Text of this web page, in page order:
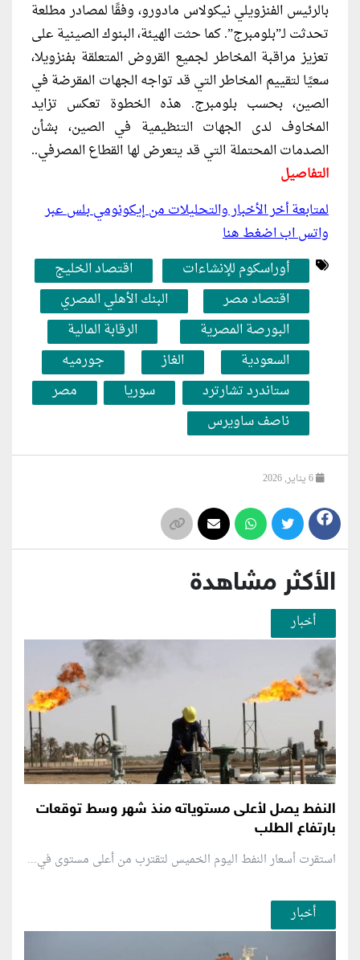
بالرئيس الفنزويلي نيكولاس مادورو، وفقًا لمصادر مطلعة
تحدثت لـ”بلومبرج”. كما حثت الهيئة، البنوك الصينية على
تعزيز مراقبة المخاطر لجميع القروض المتعلقة بفنزويلا،
سعيًا لتقييم المخاطر التي قد تواجه الجهات المقرضة في
الصين، بحسب بلومبرج. هذه الخطوة تعكس تزايد
المخاوف لدى الجهات التنظيمية في الصين، بشأن
الصدمات المحتملة التي قد يتعرض لها القطاع المصرفي..
التفاصيل
لمتابعة أخر الأخبار والتحليلات من إيكونومي بلس عبر
واتس اب اضغط هنا
أوراسكوم للإنشاءات
اقتصاد الخليج
اقتصاد مصر
البنك الأهلي المصري
البورصة المصرية
الرقابة المالية
السعودية
الغاز
جورميه
ستاندرد تشارترد
سوريا
مصر
ناصف ساويرس
الأكثر مشاهدة
أخبار
النفط يصل لأعلى مستوياته منذ شهر وسط توقعات
بارتفاع الطلب
استقرت أسعار النفط اليوم الخميس لتقترب من أعلى مستوى في...
أخبار